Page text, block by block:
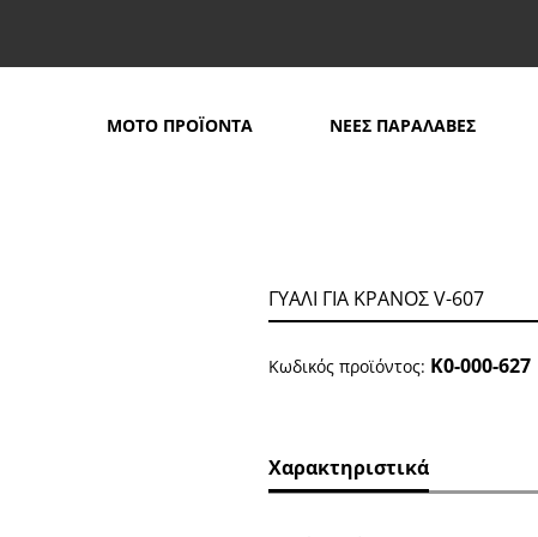
MOTO ΠΡΟΪΟΝΤΑ ΝΕΕΣ ΠΑΡΑΛΑΒΕΣ
ΓΥΑΛΙ ΓΙΑ ΚΡΑΝΟΣ V-607
Κωδικός προϊόντος: Κ0-000-627
Χαρακτηριστικά